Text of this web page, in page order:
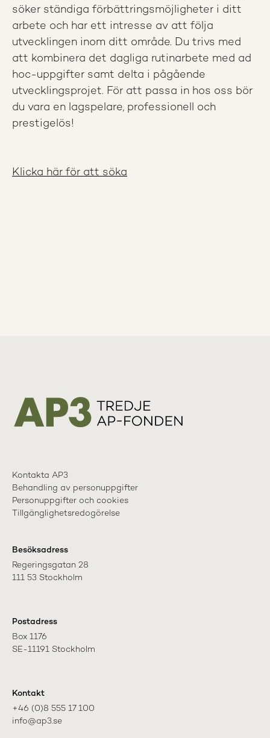
söker ständiga förbättringsmöjligheter i ditt
arbete och har ett intresse av att följa
utvecklingen inom ditt område. Du trivs med
att kombinera det dagliga rutinarbete med ad
hoc-uppgifter samt delta i pågående
utvecklingsprojet. För att passa in hos oss bör
du vara en lagspelare, professionell och
prestigelös!
Klicka här för att söka
Kontakta AP3
Behandling av personuppgifter
Personuppgifter och cookies
Tillgänglighetsredogörelse
Besöksadress
Regeringsgatan 28
111 53 Stockholm
Postadress
Box 1176
SE-11191 Stockholm
Kontakt
+46 (0)8 555 17 100
info@ap3.se